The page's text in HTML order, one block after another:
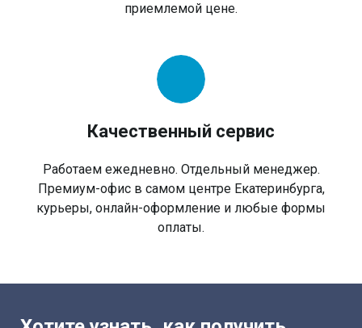
приемлемой цене.
Качественный сервис
Работаем ежедневно. Отдельный менеджер.
Премиум-офис в самом центре Екатеринбурга,
курьеры, онлайн-оформление и любые формы
оплаты.